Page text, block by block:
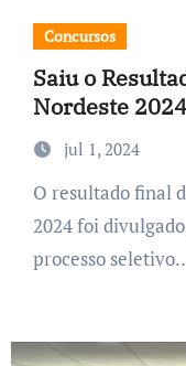
Concursos
Saiu o
Nordeste 2024
jul 1, 2024
O resultado final do concurso Banco do Nordeste
2024 foi
processo